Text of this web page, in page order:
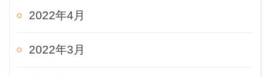
2022年4月
2022年3月